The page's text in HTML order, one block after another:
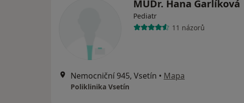
MUDr. Hana Garlíková
Pediatr
11 názorů
Nemocniční 945, Vsetín • Mapa
Poliklinika Vsetín